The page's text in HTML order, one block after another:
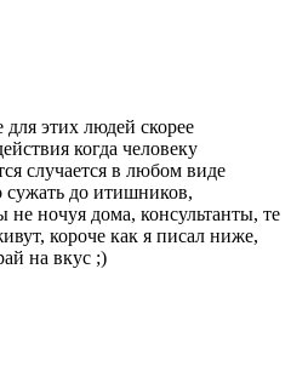
этих людей скорее
когда человеку
случается в любом виде
до итишников,
не ночуя дома, консультанты, те
короче как я писал ниже,
на вкус ;)